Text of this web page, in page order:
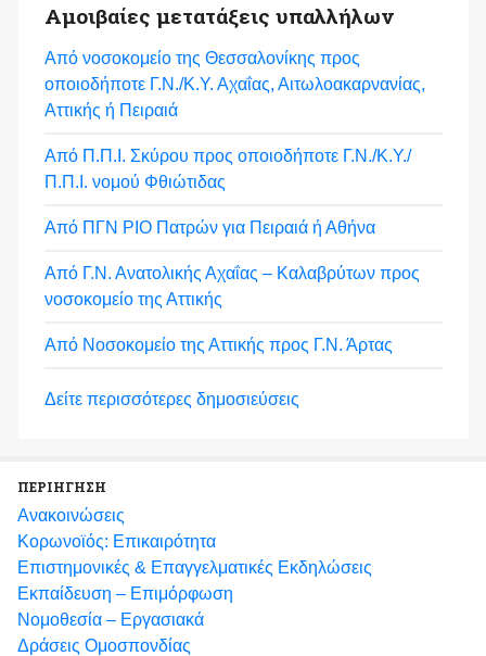
Αμοιβαίες μετατάξεις υπαλλήλων
Από νοσοκομείο της Θεσσαλονίκης προς
οποιοδήποτε Γ.Ν./Κ.Υ. Αχαΐας, Αιτωλοακαρνανίας,
Αττικής ή Πειραιά
Από Π.Π.Ι. Σκύρου προς οποιοδήποτε Γ.Ν./Κ.Υ./
Π.Π.Ι. νομού Φθιώτιδας
Από ΠΓΝ ΡΙΟ Πατρών για Πειραιά ή Αθήνα
Από Γ.Ν. Ανατολικής Αχαΐας – Καλαβρύτων προς
νοσοκομείο της Αττικής
Από Νοσοκομείο της Αττικής προς Γ.Ν. Άρτας
Δείτε περισσότερες δημοσιεύσεις
ΠΕΡΙΗΓΗΣΗ
Ανακοινώσεις
Κορωνοϊός: Επικαιρότητα
Eπιστημονικές & Επαγγελματικές Eκδηλώσεις
Εκπαίδευση – Επιμόρφωση
Νομοθεσία – Εργασιακά
Δράσεις Ομοσπονδίας